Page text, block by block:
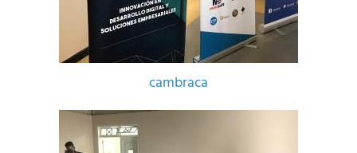
cambraca